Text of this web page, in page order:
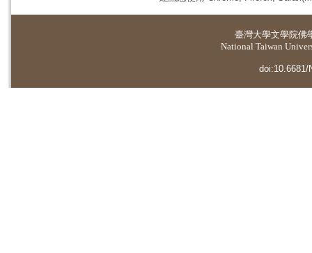
臺灣大學文學院佛
National Taiwan
doi:10.6681/